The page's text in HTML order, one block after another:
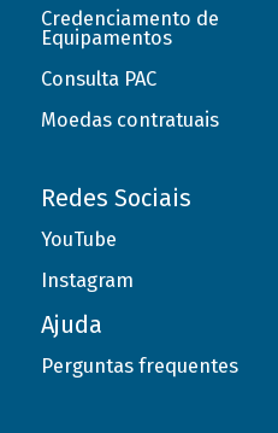
Credenciamento de
Equipamentos
Consulta PAC
Moedas contratuais
Redes Sociais
YouTube
Instagram
Ajuda
Perguntas frequentes